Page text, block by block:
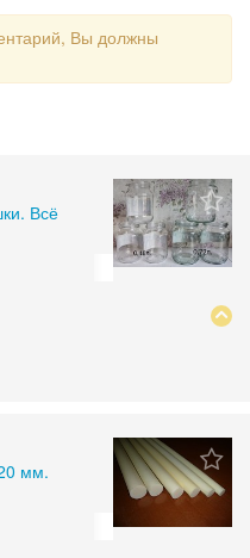
Вы должны
Всё
мм.